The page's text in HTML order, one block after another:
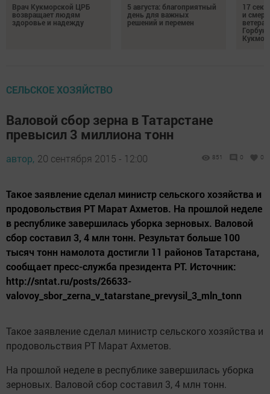
Врач Кукморской ЦРБ
возвращает людям
здоровье и надежду
5 августа: благоприятный
день для важных
решений и перемен
17
и
СЕЛЬСКОЕ ХОЗЯЙСТВО
Валовой сбор зерна в Татарстане
превысил 3 миллиона тонн
автор, 20 сентября 2015 - 12:00 851 0 0
Такое заявление сделал министр сельского хозяйства и
продовольствия РТ Марат Ахметов. На прошлой неделе
в республике завершилась уборка зерновых. Валовой
сбор составил 3, 4 млн тонн. Результат больше 100
тысяч тонн намолота достигли 11 районов Татарстана,
сообщает пресс-служба президента РТ. Источник:
http://sntat.ru/posts/26633-
valovoy_sbor_zerna_v_tatarstane_prevysil_3_mln_tonn
Такое заявление сделал министр сельского хозяйства и
продовольствия РТ Марат Ахметов.
На прошлой неделе в республике завершилась уборка
зерновых. Валовой сбор составил 3, 4 млн тонн.